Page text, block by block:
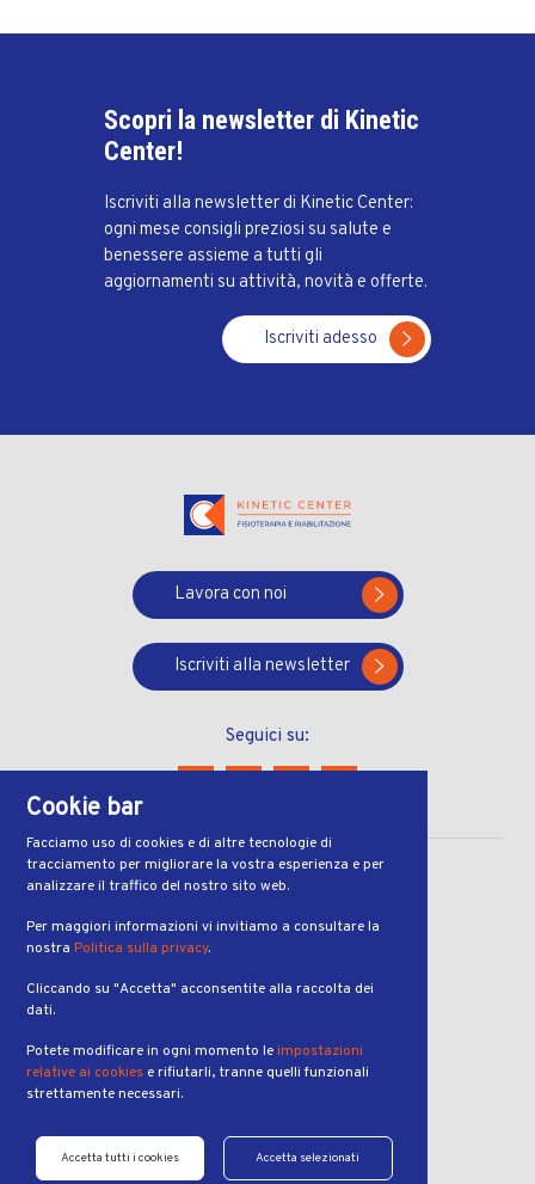
Scopri la newsletter di Kinetic
Center!
Iscriviti alla newsletter di Kinetic Center:
ogni mese consigli preziosi su salute e
benessere assieme a tutti gli
aggiornamenti su attività, novità e offerte.
Iscriviti adesso
Lavora con noi
Iscriviti alla newsletter
Seguici su:
CONTATTI
Via Ferruccio Pelli 13
6900, Lugano
ORARI
dalle 7:00 alle 19:00
Telefono:
Cookie bar
Facciamo uso di cookies e di altre tecnologie di
tracciamento per migliorare la vostra esperienza e per
analizzare il traffico del nostro sito web.
Per maggiori informazioni vi invitiamo a consultare la
nostra Politica sulla privacy.
Cliccando su "Accetta" acconsentite alla raccolta dei
dati.
Potete modificare in ogni momento leimpostazioni
relative ai cookies e rifiutarli, tranne quelli funzionali
strettamente necessari.
Accetta tutti i cookies Accetta selezionati